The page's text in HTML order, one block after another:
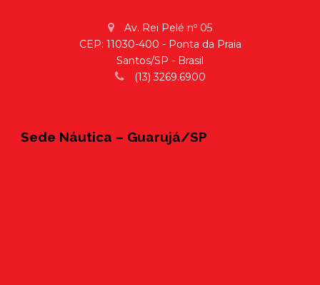
Av. Rei Pelé nº 05
CEP: 11030-400 - Ponta da Praia
Santos/SP - Brasil
(13) 3269.6900
Sede Náutica – Guarujá/SP